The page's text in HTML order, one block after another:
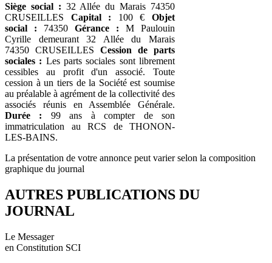
Siège social : 32 Allée du Marais 74350
CRUSEILLES Capital : 100 €Objet
social : 74350 Gérance : M Paulouin
Cyrille demeurant 32 Allée du Marais
74350 CRUSEILLES Cession de parts
sociales : Les parts sociales sont librement
cessibles au profit d'un associé. Toute
cession à un tiers de la Société est soumise
au préalable à agrément de la collectivité des
associés réunis en Assemblée Générale.
Durée : 99 ans à compter de son
immatriculation au RCS de THONON-
LES-BAINS.
La présentation de votre annonce peut varier selon la composition
graphique du journal
AUTRES PUBLICATIONS DU
JOURNAL
Le Messager
en Constitution SCI